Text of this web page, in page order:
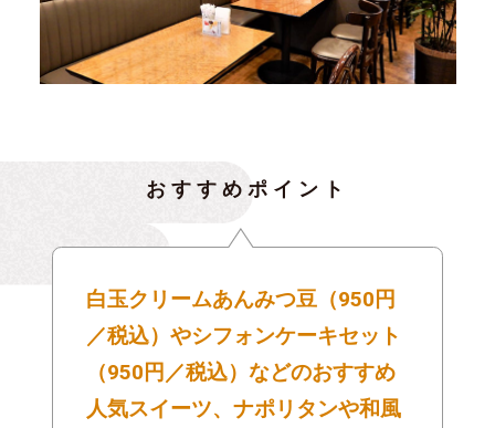
おすすめポイント
白玉クリームあんみつ豆（950円
／税込）やシフォンケーキセット
（950円／税込）などのおすすめ
人気スイーツ、ナポリタンや和風